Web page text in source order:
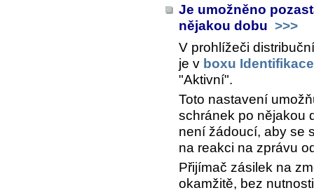
Je umožněno
nějakou dobu >>>
V prohlížeči
je v boxu Identifikace
"Aktivní".
Toto nastavení
schránek po nějakou
není žádoucí, aby se
na reakci na zprávu
Přijímač zásilek na
okamžitě, bez